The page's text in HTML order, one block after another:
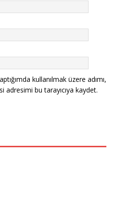
kullanılmak üzere adımı,
bu tarayıcıya kaydet.